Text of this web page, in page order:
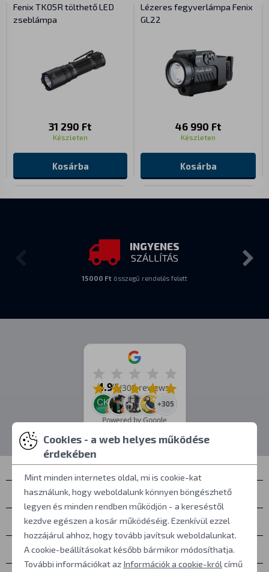
Fenix TK05R tölthető LED
zseblámpa
31 290 Ft
Készleten
Kosárba
Lézeres fegyverlámpa Fenix
GL22
46 990 Ft
Készleten
Kosárba
INGYENES
SZÁLLÍTÁS
15000 Ft összegű rendelés felett
4.9/5(309 reviews)
+305
Powered by Google
Névjegyek
Személyes átvétel
Mindent a vásárlásról
Cookies - a web helyes működése
érdekében
Mint minden internetes oldal, mi is cookie-kat
használunk, hogy weboldalunk könnyen böngészhető
legyen és minden rendben működjön - a kereséstől
kezdve egészen a kosár működéséig. Ezenkívül ezzel
hozzájárul ahhoz, hogy tovább javítsuk weboldalunkat.
A cookie-beállításokat később bármikor módosíthatja.
További információkat az Információk a cookie-król című